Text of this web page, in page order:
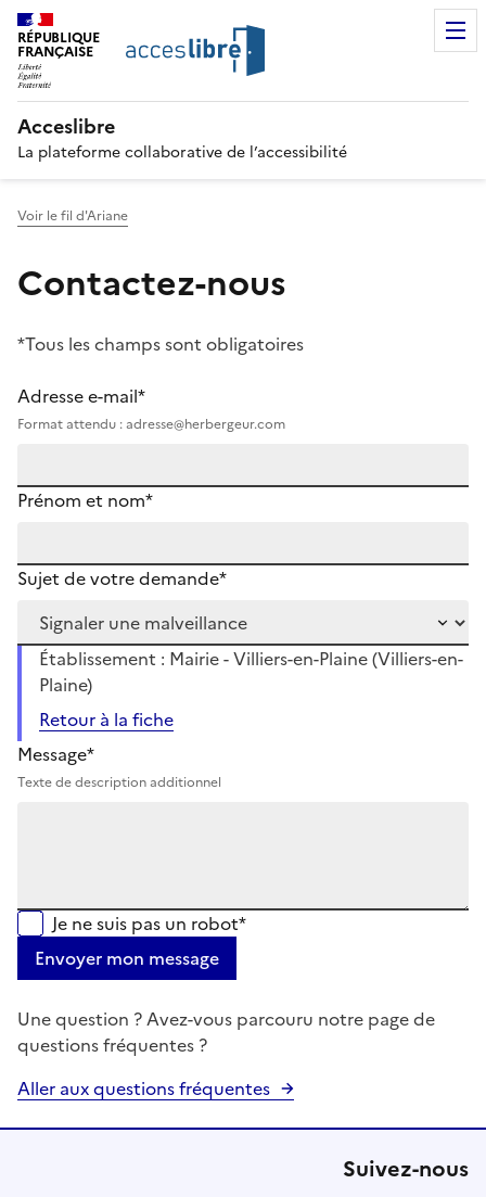
RÉPUBLIQUE
FRANÇAISE
Acceslibre
La plateforme collaborative de l’accessibilité
Voir le fil d'Ariane
Contactez-nous
*Tous les champs sont obligatoires
Adresse e-mail*
Format attendu : adresse@herbergeur.com
Prénom et nom*
Sujet de votre demande*
Établissement : Mairie - Villiers-en-Plaine (Villiers-en-
Plaine)
Retour à la fiche
Message*
Texte de description additionnel
Je ne suis pas un robot*
Envoyer mon message
Une question ? Avez-vous parcouru notre page de
questions fréquentes ?
Aller aux questions fréquentes
Suivez-nous